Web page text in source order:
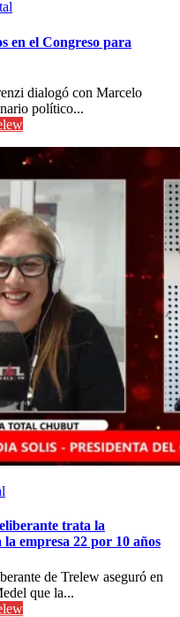
en el Congreso para
dialogó con Marcelo
político...
trata la
empresa 22 por 10 años
de Trelew aseguró en
que la...